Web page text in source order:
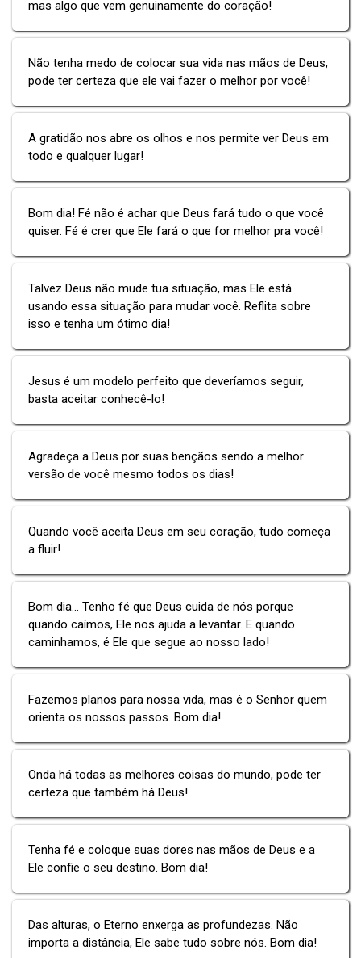
mas algo que vem genuinamente do coração!
Não tenha medo de colocar sua vida nas mãos de Deus,
pode ter certeza que ele vai fazer o melhor por você!
A gratidão nos abre os olhos e nos permite ver Deus em
todo e qualquer lugar!
Bom dia! Fé não é achar que Deus fará tudo o que você
quiser. Fé é crer que Ele fará o que for melhor pra você!
Talvez Deus não mude tua situação, mas Ele está
usando essa situação para mudar você. Reflita sobre
isso e tenha um ótimo dia!
Jesus é um modelo perfeito que deveríamos seguir,
basta aceitar conhecê-lo!
Agradeça a Deus por suas bençãos sendo a melhor
versão de você mesmo todos os dias!
Quando você aceita Deus em seu coração, tudo começa
a fluir!
Bom dia... Tenho fé que Deus cuida de nós porque
quando caímos, Ele nos ajuda a levantar. E quando
caminhamos, é Ele que segue ao nosso lado!
Fazemos planos para nossa vida, mas é o Senhor quem
orienta os nossos passos. Bom dia!
Onda há todas as melhores coisas do mundo, pode ter
certeza que também há Deus!
Tenha fé e coloque suas dores nas mãos de Deus e a
Ele confie o seu destino. Bom dia!
Das alturas, o Eterno enxerga as profundezas. Não
importa a distância, Ele sabe tudo sobre nós. Bom dia!